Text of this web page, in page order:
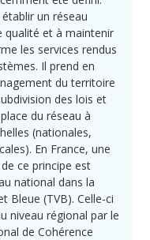
un réseau
qualité et à maintenir
les services rendus
Il prend en
du territoire
des lois et
du réseau à
(nationales,
En France, une
ce principe est
national dans la
Bleue (TVB). Celle-ci
niveau régional par le
de Cohérence